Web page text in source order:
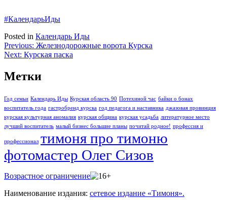
#КалендарьИды
Posted in Календарь Иды
Навигация
по
записям
Previous: Железнодорожные ворота Курска
Next: Курская паска
Метки
Год семьи Календарь Иды Курская область 90 Потехиной час байки о бонах
воспитатель года гастробренд курска год педагога и наставника джазовая провинция
курская культурная аномалия курская община курская усадьба литературное место
лучший воспитатель малый бизнес большие планы почитай родное! профессия и
профессионал тимоня про тимоню
фотомастер Олег Сизов
Возрастное ограничение
Наименование издания: сетевое издание «Тимоня».